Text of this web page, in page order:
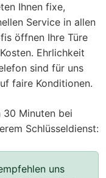
Ihnen fixe,
Service in allen
öffnen Ihre Türe
Ehrlichkeit
sind für uns
faire Konditionen.
30 Minuten bei
Schlüsseldienst:
uns